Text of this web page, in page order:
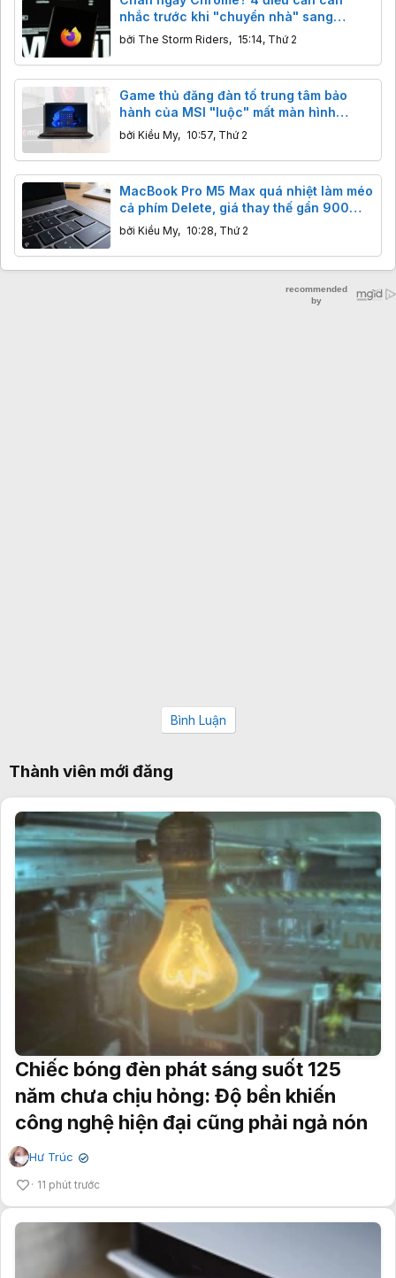
nhắc trước khi "chuyển nhà" sang
Firefox
bởi The Storm Riders, 15:14, Thứ 2
Game thủ đăng đàn tố trung tâm bảo
hành của MSI "luộc" mất màn hình
144Hz, sự thật đằng sau hoá ra là lỗi sơ
bởi Kiều My, 10:57, Thứ 2
MacBook Pro M5 Max quá nhiệt làm méo
cả phím Delete, giá thay thế gần 900
USD nếu hết bảo hành
bởi Kiều My, 10:28, Thứ 2
Bình Luận
Thành viên mới đăng
Chiếc bóng đèn phát sáng suốt 125
năm chưa chịu hỏng: Độ bền khiến
công nghệ hiện đại cũng phải ngả nón
Hư Trúc ✔
11 phút trước